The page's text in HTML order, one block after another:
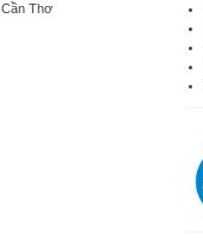
Thơ